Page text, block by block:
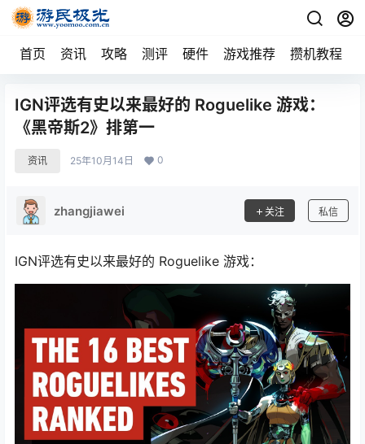
首页 资讯 攻略 测评 硬件 游戏推荐 攒机教程
IGN评选有史以来最好的 Roguelike 游戏：
《黑帝斯2》排第一
资讯 25年10月14日 0
zhangjiawei 关注 私信
IGN评选有史以来最好的 Roguelike 游戏：